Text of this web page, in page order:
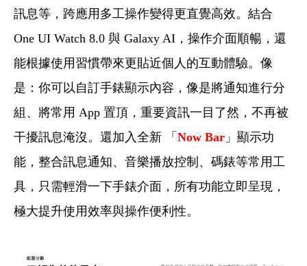
訊息等，跨應用多工操作變得更直覺高效。結合
One UI Watch 8.0 與 Galaxy AI，操作介面順暢，還
能根據使用習慣帶來更貼近個人的互動體驗。像
是：你可以自訂手錶顯示內容，像是將通知進行分
組、將常用 App 置頂，重要資訊一目了然，不再被
干擾訊息淹沒。還加入全新 「 Now Bar 」顯示功
能，整合訊息通知、音樂播放控制、碼錶等常用工
具，只需輕滑一下手錶介面，所有功能立即呈現，
極大提升使用效率與操作便利性。